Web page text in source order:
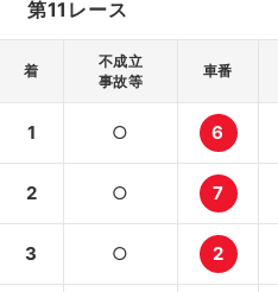
第11レース
着
不成立
事故等
車番
1 ○ 6
2 ○ 7
3 ○ 2